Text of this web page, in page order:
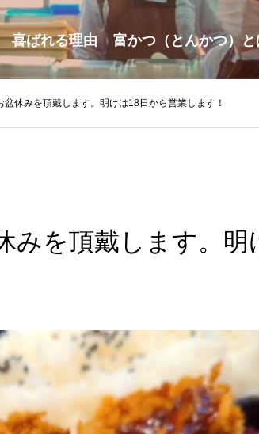
喜ばれる理由 富かつ（とんかつ）と
盆休みを頂戴します。明けは18日から営業します！
みを頂戴します。明